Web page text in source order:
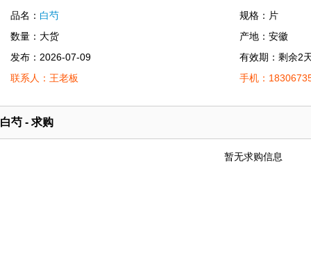
品名： 白芍
数量：大货
发布：2026-07-09
联系人：王老板
规格：片
产地：安徽
有效期：剩余2
手机：
白芍 - 求购
暂无求购信息